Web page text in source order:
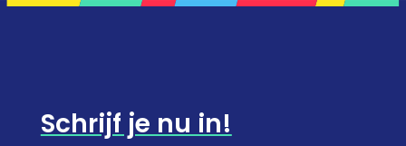
Schrijf je nu in!